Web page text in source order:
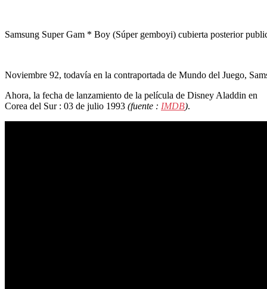
Samsung Super Gam * Boy (Súper gemboyi) cubierta posterior
Noviembre 92, todavía en la contraportada de Mundo del Juego,
Ahora, la fecha de lanzamiento de la película de Disney Aladdin en
Corea del Sur : 03 de julio 1993 (fuente : IMDB).